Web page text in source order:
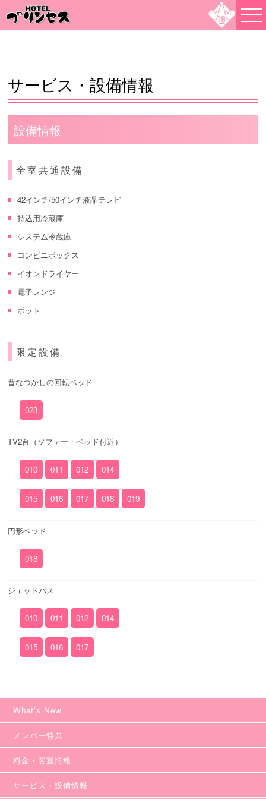
サービス・設備情報
設備情報
全室共通設備
42インチ/50インチ液晶テレビ
持込用冷蔵庫
システム冷蔵庫
コンビニボックス
イオンドライヤー
電子レンジ
ポット
限定設備
昔なつかしの回転ベッド
023
TV2台（ソファー・ベッド付近）
010 011 012 014
015 016 017 018 019
円形ベッド
018
ジェットバス
010 011 012 014
015 016 017
What's New
メンバー特典
料金・客室情報
サービス・設備情報